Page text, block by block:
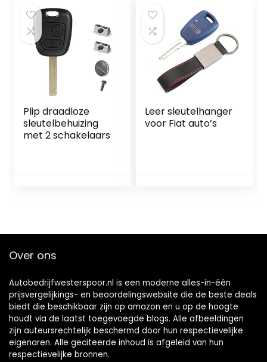
Plip draadloze
sleutelbehuizing
met 2 schakelaars
Leer sleutelhanger
voor Fiat auto’s
Over ons
Autobedrijfwesterspoor.nl is een moderne alles-in-één
prijsvergelijkings- en beoordelingswebsite die de beste deals
biedt die beschikbaar zijn op amazon en u op de hoogte
houdt via de laatst toegevoegde blogs. Alle afbeeldingen
zijn auteursrechtelijk beschermd door hun respectievelijke
eigenaren. Alle geciteerde inhoud is afgeleid van hun
respectievelijke bronnen.